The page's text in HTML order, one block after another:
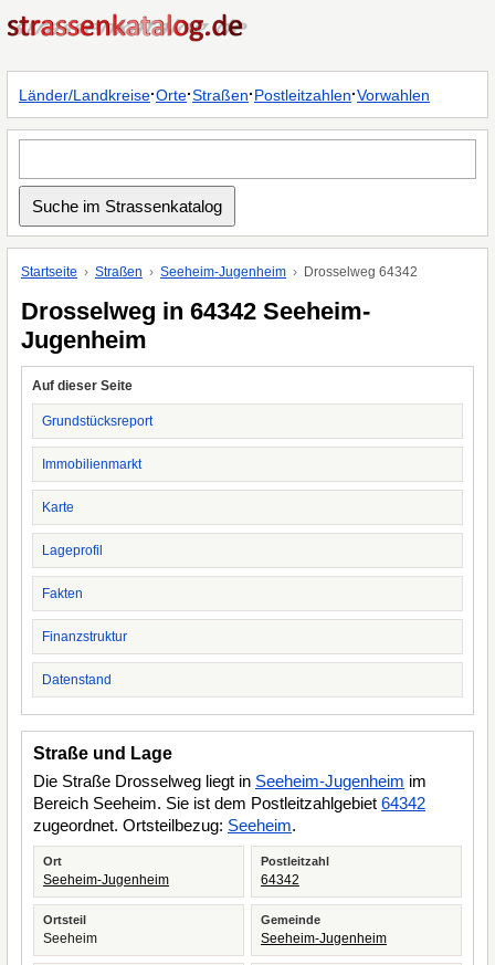
Länder/Landkreise·Orte·Straßen·Postleitzahlen·Vorwahlen
Startseite Straßen Seeheim-Jugenheim Drosselweg 64342
Drosselweg in 64342 Seeheim-
Jugenheim
Auf dieser Seite
Grundstücksreport
Immobilienmarkt
Karte
Lageprofil
Fakten
Finanzstruktur
Datenstand
Straße und Lage
Die Straße Drosselweg liegt in Seeheim-Jugenheim im
Bereich Seeheim. Sie ist dem Postleitzahlgebiet 64342
zugeordnet. Ortsteilbezug: Seeheim.
Ort
Seeheim-Jugenheim
Postleitzahl
64342
Ortsteil
Seeheim
Gemeinde
Seeheim-Jugenheim